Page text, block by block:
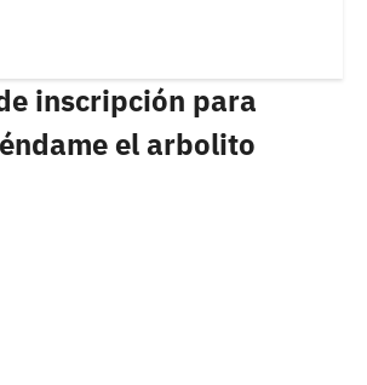
inscripción para
el arbolito